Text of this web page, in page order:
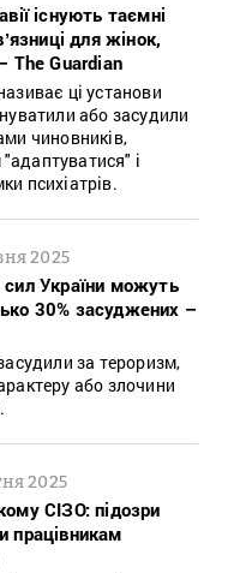
існують таємні
для жінок,
The Guardian
ці установи
або засудили
чиновників,
і
психіатрів.
2025
України можуть
30% засуджених –
за тероризм,
або злочини
2025
СІЗО: підозри
працівникам